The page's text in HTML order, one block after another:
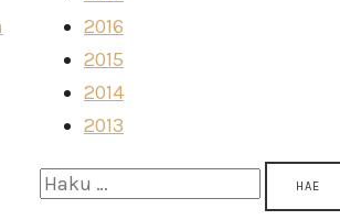
2016
2015
2014
2013
Haku: